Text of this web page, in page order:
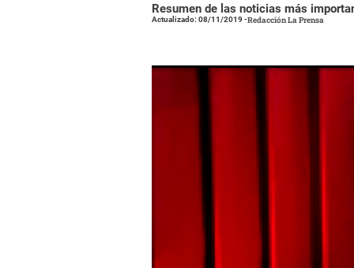
Resumen de las noticias más
Actualizado: 08/11/2019-Redacción La Prensa